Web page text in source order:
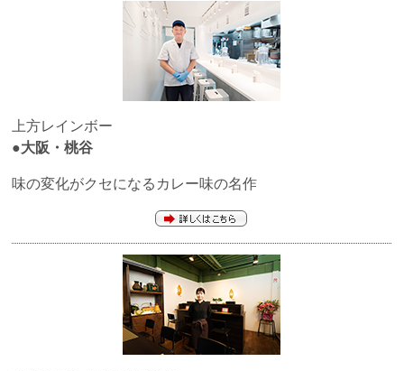
上方レインボー
●大阪・桃谷
味の変化がクセになるカレー味の名作